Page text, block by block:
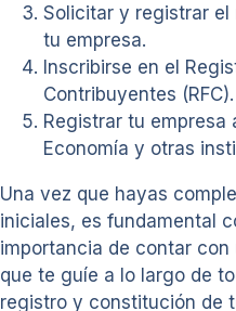
Solicitar y registrar el
tu empresa.
Inscribirse en el
Contribuyentes (RFC).
Registrar tu empresa
Economía y otras
Una vez que hayas
iniciales, es fundamental
importancia de contar con
que te guíe a lo largo de
registro y constitución de